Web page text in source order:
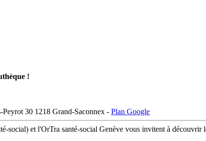
!
30 1218 Grand-Saconnex - Plan Google
social) et l'OrTra santé-social Genève vous invitent à